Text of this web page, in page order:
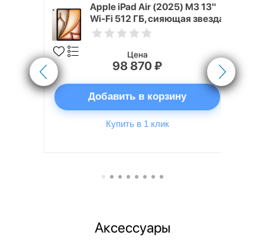
Apple iPad Air (2025) M3 13"
Wi-Fi 512 ГБ, сияющая звезда
Цена
98 870 ₽
Добавить в корзину
Купить в 1 клик
Аксессуары